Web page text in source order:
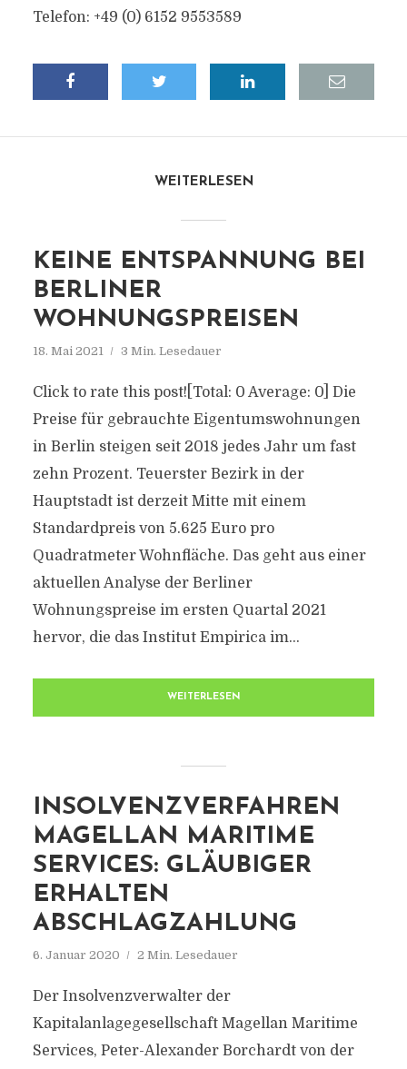
Telefon: +49 (0) 6152 9553589
WEITERLESEN
KEINE ENTSPANNUNG BEI
BERLINER
WOHNUNGSPREISEN
18. Mai 2021 3 Min. Lesedauer
Click to rate this post![Total: 0 Average: 0] Die
Preise für gebrauchte Eigentumswohnungen
in Berlin steigen seit 2018 jedes Jahr um fast
zehn Prozent. Teuerster Bezirk in der
Hauptstadt ist derzeit Mitte mit einem
Standardpreis von 5.625 Euro pro
Quadratmeter Wohnfläche. Das geht aus einer
aktuellen Analyse der Berliner
Wohnungspreise im ersten Quartal 2021
hervor, die das Institut Empirica im...
WEITERLESEN
INSOLVENZVERFAHREN
MAGELLAN MARITIME
SERVICES: GLÄUBIGER
ERHALTEN
ABSCHLAGZAHLUNG
6. Januar 2020 2 Min. Lesedauer
Der Insolvenzverwalter der
Kapitalanlagegesellschaft Magellan Maritime
Services, Peter-Alexander Borchardt von der